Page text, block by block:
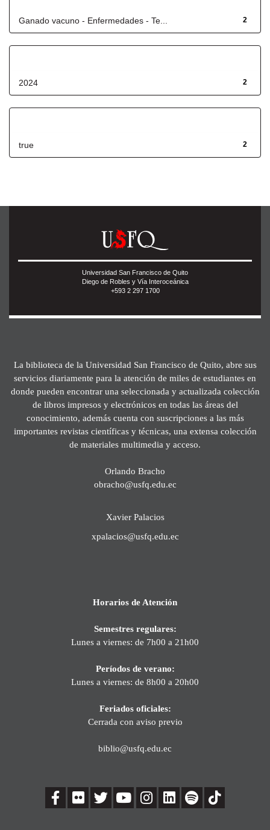
2
Ganado vacuno - Enfermedades - Te...
2
2024
2
true
Universidad San Francisco de Quito
Diego de Robles y Vía Interoceánica
+593 2 297 1700
La biblioteca de la Universidad San Francisco de Quito, abre sus
servicios diariamente para la atención de miles de estudiantes en
donde pueden encontrar una seleccionada y actualizada colección
de libros impresos y electrónicos en todas las áreas del
conocimiento, además cuenta con suscripciones a las más
importantes revistas científicas y técnicas, una extensa colección
de materiales multimedia y acceso.
Orlando Bracho
obracho@usfq.edu.ec
Xavier Palacios
xpalacios@usfq.edu.ec
Horarios de Atención
Semestres regulares:
Lunes a viernes: de 7h00 a 21h00
Períodos de verano:
Lunes a viernes: de 8h00 a 20h00
Feriados oficiales:
Cerrada con aviso previo
biblio@usfq.edu.ec